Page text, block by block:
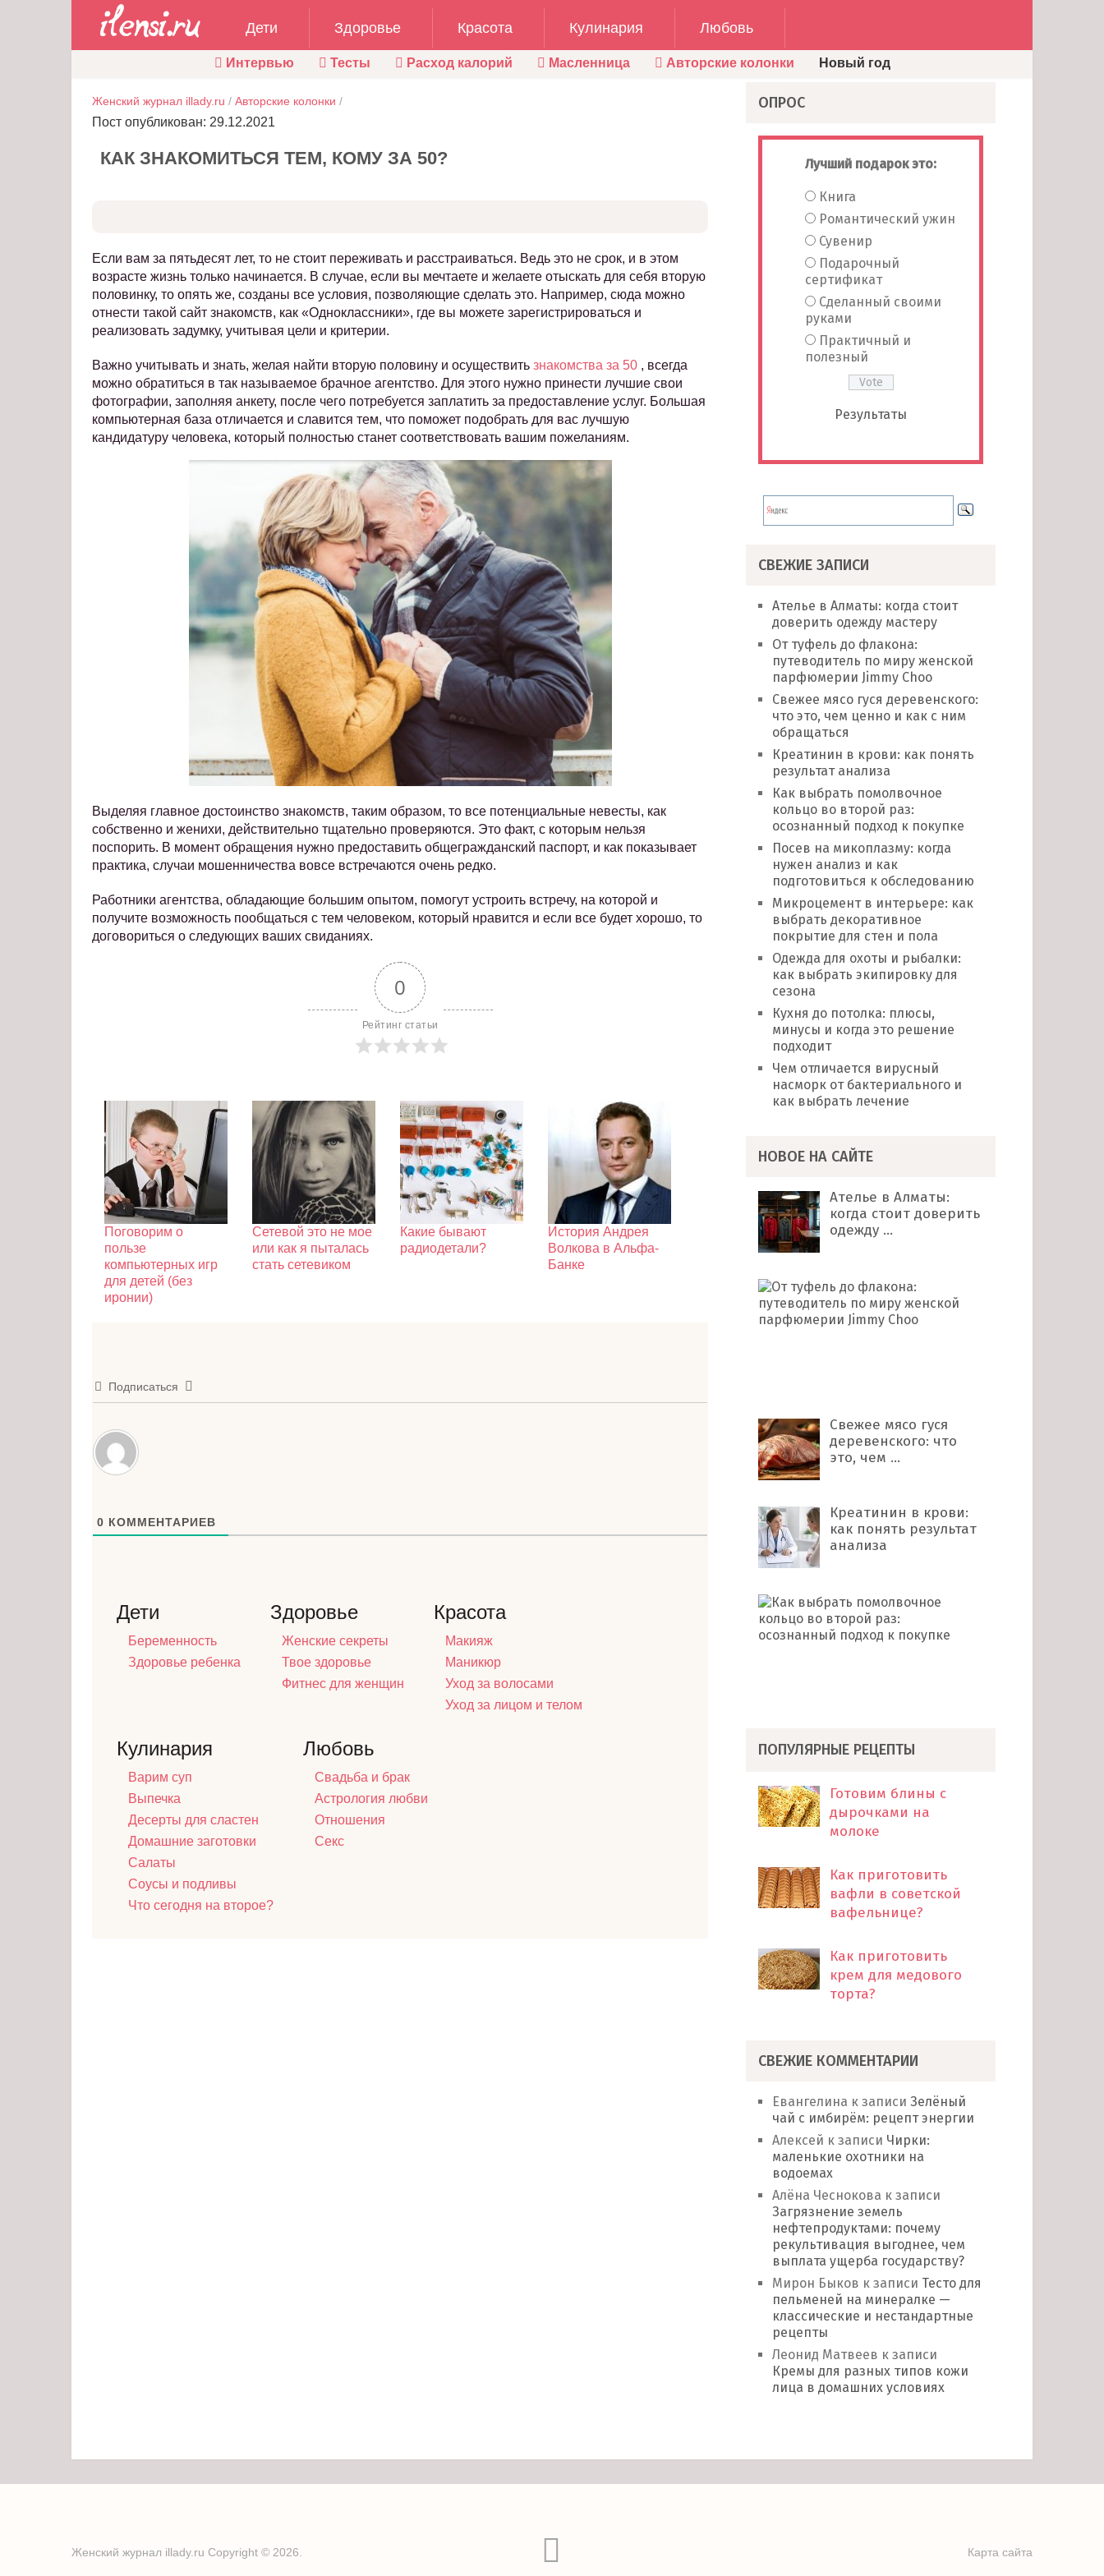
Дети Здоровье Красота Кулинария Любовь
Интервью Тесты Расход калорий Масленница Авторские колонки Новый год
Женский журнал illady.ru / Авторские колонки /
Пост опубликован: 29.12.2021
КАК ЗНАКОМИТЬСЯ ТЕМ, КОМУ ЗА 50?
Если вам за пятьдесят лет, то не стоит переживать и расстраиваться. Ведь это не срок, и в этом
возрасте жизнь только начинается. В случае, если вы мечтаете и желаете отыскать для себя вторую
половинку, то опять же, созданы все условия, позволяющие сделать это. Например, сюда можно
отнести такой сайт знакомств, как «Одноклассники», где вы можете зарегистрироваться и
реализовать задумку, учитывая цели и критерии.
Важно учитывать и знать, желая найти вторую половину и осуществить знакомства за 50 , всегда
можно обратиться в так называемое брачное агентство. Для этого нужно принести лучшие свои
фотографии, заполняя анкету, после чего потребуется заплатить за предоставление услуг. Большая
компьютерная база отличается и славится тем, что поможет подобрать для вас лучшую
кандидатуру человека, который полностью станет соответствовать вашим пожеланиям.
Выделяя главное достоинство знакомств, таким образом, то все потенциальные невесты, как
собственно и женихи, действительно тщательно проверяются. Это факт, с которым нельзя
поспорить. В момент обращения нужно предоставить общегражданский паспорт, и как показывает
практика, случаи мошенничества вовсе встречаются очень редко.
Работники агентства, обладающие большим опытом, помогут устроить встречу, на которой и
получите возможность пообщаться с тем человеком, который нравится и если все будет хорошо, то
договориться о следующих ваших свиданиях.
0
Рейтинг статьи
Поговорим о
пользе
компьютерных игр
для детей (без
иронии)
Сетевой это не мое
или как я пыталась
стать сетевиком
Какие бывают
радиодетали?
История Андрея
Волкова в Альфа-
Банке
Подписаться
0 КОММЕНТАРИЕВ
Дети
Беременность
Здоровье ребенка
Здоровье
Женские секреты
Твое здоровье
Фитнес для женщин
Красота
Макияж
Маникюр
Уход за волосами
Уход за лицом и телом
Кулинария
Варим суп
Выпечка
Десерты для сластен
Домашние заготовки
Салаты
Соусы и подливы
Что сегодня на второе?
Любовь
Свадьба и брак
Астрология любви
Отношения
Секс
ОПРОС
Лучший подарок это:
Книга
Романтический ужин
Сувенир
Подарочный
сертификат
Сделанный своими
руками
Практичный и
полезный
Результаты
СВЕЖИЕ ЗАПИСИ
Ателье в Алматы: когда стоит
доверить одежду мастеру
От туфель до флакона:
путеводитель по миру женской
парфюмерии Jimmy Choo
Свежее мясо гуся деревенского:
что это, чем ценно и как с ним
обращаться
Креатинин в крови: как понять
результат анализа
Как выбрать помолвочное
кольцо во второй раз:
осознанный подход к покупке
Посев на микоплазму: когда
нужен анализ и как
подготовиться к обследованию
Микроцемент в интерьере: как
выбрать декоративное
покрытие для стен и пола
Одежда для охоты и рыбалки:
как выбрать экипировку для
сезона
Кухня до потолка: плюсы,
минусы и когда это решение
подходит
Чем отличается вирусный
насморк от бактериального и
как выбрать лечение
НОВОЕ НА САЙТЕ
Ателье в Алматы:
когда стоит доверить
одежду …
Свежее мясо гуся
деревенского: что
это, чем …
Креатинин в крови:
как понять результат
анализа
ПОПУЛЯРНЫЕ РЕЦЕПТЫ
Готовим блины с
дырочками на
молоке
Как приготовить
вафли в советской
вафельнице?
Как приготовить
крем для медового
торта?
СВЕЖИЕ КОММЕНТАРИИ
Евангелина к записиЗелёный
чай с имбирём: рецепт энергии
Алексей к записи Чирки:
маленькие охотники на
водоемах
Алёна Чеснокова к записи
Загрязнение земель
нефтепродуктами: почему
рекультивация выгоднее, чем
выплата ущерба государству?
Мирон Быков к записи Тесто для
пельменей на минералке —
классические и нестандартные
рецепты
Леонид Матвеев к записи
Кремы для разных типов кожи
лица в домашних условиях
Женский журнал illady.ru Copyright © 2026. Карта сайта